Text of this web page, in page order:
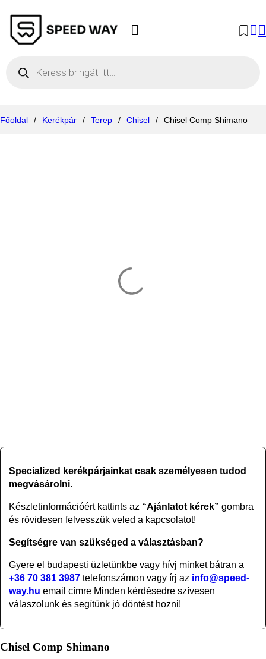
Főoldal / Kerékpár / Terep / Chisel / Chisel Comp Shimano
Specialized kerékpárjainkat csak személyesen tudod
megvásárolni.
Készletinformációért kattints az “Ajánlatot kérek” gombra
és rövidesen felvesszük veled a kapcsolatot!
Segítségre van szükséged a választásban?
Gyere el budapesti üzletünkbe vagy hívj minket bátran a
+36 70 381 3987telefonszámon vagy írj az info@speed-
way.hu email címre Minden kérdésedre szívesen
válaszolunk és segítünk jó döntést hozni!
Chisel Comp Shimano